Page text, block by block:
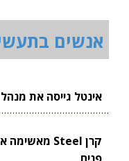
אנשים
אינטל גייסה את
פנים